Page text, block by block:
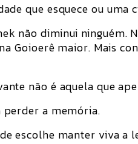
que esquece ou uma
não diminui ninguém.
Goioerê maior. Mais
não é aquela que
perder a memória.
escolhe manter viva